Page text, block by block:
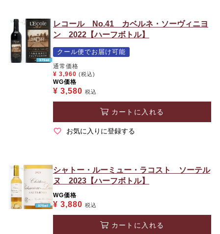
レコール No.41 カベルネ・ソーヴィニヨ
ン 2022【ハーフボトル】
クール便でお届け可能
通常価格
¥ 3,960 (税込)
WG価格
¥ 3,580 税込
カートに入れる
お気に入りに登録する
シャトー・ルーミュー・ラコスト ソーテル
ヌ 2023【ハーフボトル】
WG価格
¥ 3,880 税込
カートに入れる